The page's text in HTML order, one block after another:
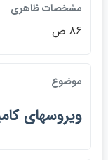
مشخصات ظاهري
86 ص
موضوع
ويروسهاي